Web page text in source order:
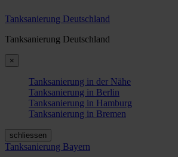
Tanksanierung Deutschland
Tanksanierung Deutschland
×
Tanksanierung in der Nähe
Tanksanierung in Berlin
Tanksanierung in Hamburg
Tanksanierung in Bremen
schliessen
Tanksanierung Bayern